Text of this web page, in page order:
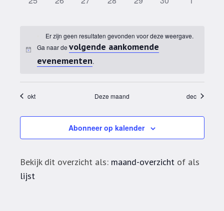
Er zijn geen resultaten gevonden voor deze weergave.
Ga naar de volgende aankomende
evenementen.
okt Deze maand dec
Abonneer op kalender
Bekijk dit overzicht als: maand-overzicht of als
lijst